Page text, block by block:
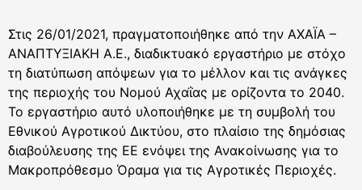
Στις 26/01/2021, πραγματοποιήθηκε από την ΑΧΑΪΑ –
ΑΝΑΠΤΥΞΙΑΚΗ Α.Ε., διαδικτυακό εργαστήριο με στόχο
τη διατύπωση απόψεων για το μέλλον και τις ανάγκες
της περιοχής του Νομού Αχαΐας με ορίζοντα το 2040.
Το εργαστήριο αυτό υλοποιήθηκε με τη συμβολή του
Εθνικού Αγροτικού Δικτύου, στο πλαίσιο της δημόσιας
διαβούλευσης της ΕΕ ενόψει της Ανακοίνωσης για το
Μακροπρόθεσμο Όραμα για τις Αγροτικές Περιοχές.